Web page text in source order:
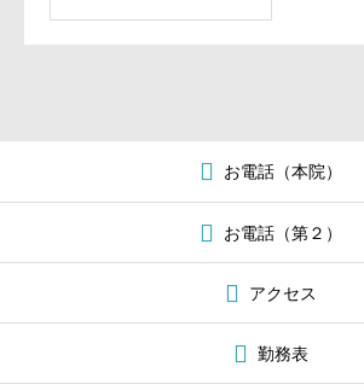
お電話（本院）
お電話（第２）
アクセス
勤務表